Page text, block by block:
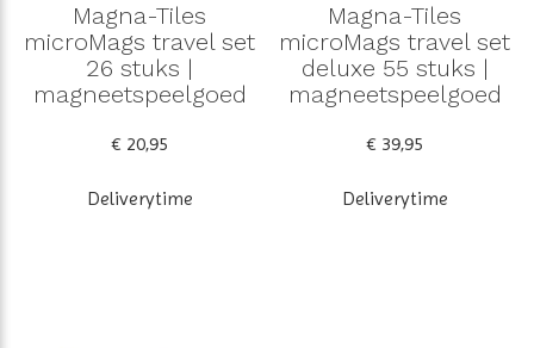
Magna-Tiles
microMags travel set
26 stuks |
magneetspeelgoed
€ 20,95
Deliverytime
Magna-Tiles
microMags travel set
deluxe 55 stuks |
magneetspeelgoed
€ 39,95
Deliverytime